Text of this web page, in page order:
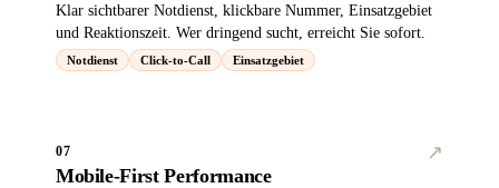
Klar sichtbarer Notdienst, klickbare Nummer, Einsatzgebiet
und Reaktionszeit. Wer dringend sucht, erreicht Sie sofort.
Notdienst Click-to-Call Einsatzgebiet
07
↗︎
Mobile-First Performance